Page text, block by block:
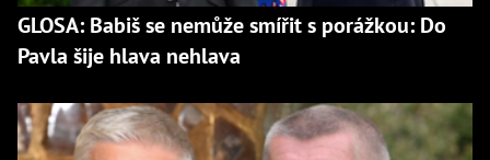
GLOSA: Babiš se nemůže smířit s porážkou: Do
Pavla šije hlava nehlava